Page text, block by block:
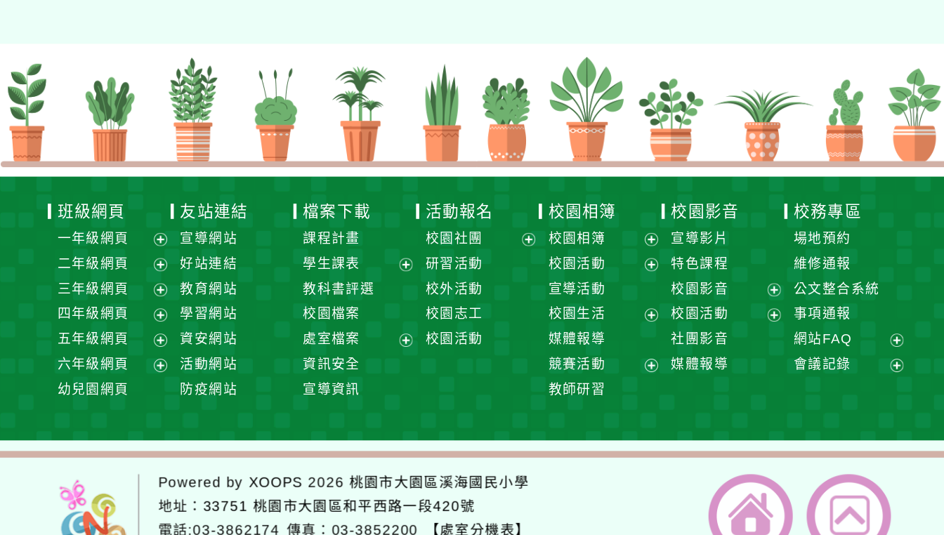
班級網頁
一年級網頁
展
開
選
單
二年級網頁
展
選
單
三年級網頁
展
選
單
四年級網頁
展
選
五年級網頁
展
六年級網頁
單
幼兒園網頁
友站連結
宣導網站
好站連結
教育網站
學習網站
資安網站
活動網站
防疫網站
檔案下載
課程計畫
學生課表
單
教科書評選
校園檔案
處室檔案
資訊安全
宣導資訊
活動報名
校園社團
研習活動
校外活動
校園志工
校園活動
校園相簿
校園相簿
展
開
單
校園活動
選
宣導活動
校園生活
選
媒體報導
競賽活動
單
教師研習
校園影音
宣導影片
特色課程
校園影音
展
校園活動
社團影音
媒體報導
校務專區
場地預約
維修通報
公文整合系統
事項通報
網站FAQ
展
會議記錄
單
Powered by XOOPS 2026桃園市大園區溪海國民小學
地址： 33751 桃園市大園區和平西路一段420號
電話:03-3862174 傳真：03-3852200 【處室分機表】